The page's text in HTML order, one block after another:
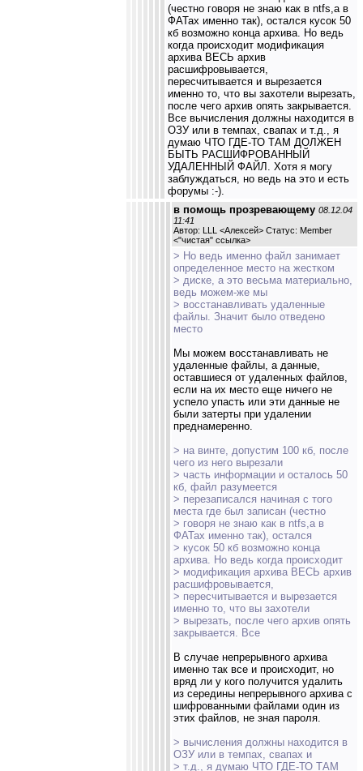
(честно говоря не знаю как в ntfs,а в
ФАТах именно так), остался кусок 50
кб возможно конца архива. Но ведь
когда происходит модификация
архива ВЕСЬ архив
расшифровывается,
пересчитывается и вырезается
именно то, что вы захотели вырезать,
после чего архив опять закрывается.
Все вычисления должны находится в
ОЗУ или в темпах, свапах и т.д., я
думаю ЧТО ГДЕ-ТО ТАМ ДОЛЖЕН
БЫТЬ РАСШИФРОВАННЫЙ
УДАЛЕННЫЙ ФАЙЛ. Хотя я могу
заблуждаться, но ведь на это и есть
форумы :-).
в помощь прозревающему 08.12.04
11:41
Автор: LLL <Алексей> Статус: Member
<"чистая" ссылка>
> Но ведь именно файл занимает
определенное место на жестком
> диске, а это весьма материально,
ведь можем-же мы
> восстанавливать удаленные
файлы. Значит было отведено
место
Мы можем восстанавливать не
удаленные файлы, а данные,
оставшиеся от удаленных файлов,
если на их место еще ничего не
успело упасть или эти данные не
были затерты при удалении
преднамеренно.
> на винте, допустим 100 кб, после
чего из него вырезали
> часть информации и осталось 50
кб, файл разумеется
> перезаписался начиная с того
места где был записан (честно
> говоря не знаю как в ntfs,а в
ФАТах именно так), остался
> кусок 50 кб возможно конца
архива. Но ведь когда происходит
> модификация архива ВЕСЬ архив
расшифровывается,
> пересчитывается и вырезается
именно то, что вы захотели
> вырезать, после чего архив опять
закрывается. Все
В случае непрерывного архива
именно так все и происходит, но
вряд ли у кого получится удалить
из середины непрерывного архива с
шифрованными файлами один из
этих файлов, не зная пароля.
> вычисления должны находится в
ОЗУ или в темпах, свапах и
> т.д., я думаю ЧТО ГДЕ-ТО ТАМ